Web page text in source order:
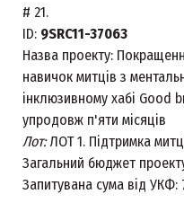
# 21.
ID: 9SRC11-37063
Назва проекту:
навичок митців з
інклюзивному хабі
упродовж п'яти місяців
Лот:ЛОТ 1. Підтримка
Загальний бюджет
Запитувана сума від УКФ: